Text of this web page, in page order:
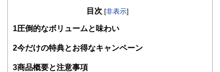
知識がない方でも理解できるようわかりやすく発信していま
得者を中心に「お金や暮らし」に関する書籍・雑誌の編集経
験者で構成され、企画立案から記事掲載まですべての工程に
目次 [非表示]
1 圧倒的なボリュームと味わい
2今だけの特典とお得なキャンペーン
3商品概要と注意事項